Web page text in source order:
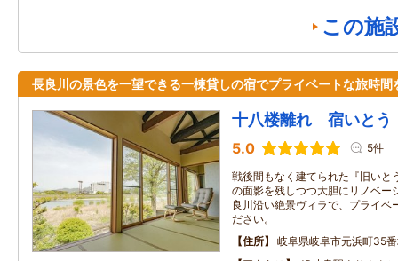
この施
長良川の景色を一望できる一棟貸しの宿でプライベートな旅時間
十八楼離れ 宿いとう
5.0 5件
戦後間もなく建てられた『旧いと
の面影を残しつつ大胆にリノベー
良川沿い絶景ヴィラで、プライベ
ださい。
住所
岐阜県岐阜市元浜町35